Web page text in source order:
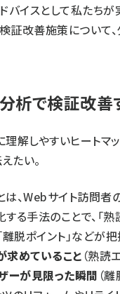
バイスとして私たち
証改善施策について
析で検証改善
理解しやすいヒートマ
たい。
は、Webサイト訪問者
る手法のことで、「熟
離脱ポイント」などが
求めていること （熟読
ーが見限った瞬間 （